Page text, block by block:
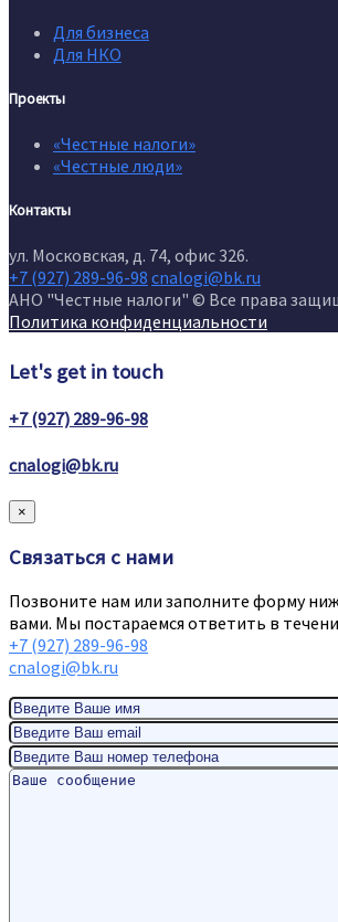
Для бизнеса
Для НКО
Проекты
«Честные налоги»
«Честные люди»
Контакты
ул. Московская, д. 74, офис 326.
+7 (927) 289-96-98 cnalogi@bk.ru
АНО "Честные налоги" © Все права
Политика конфиденциальности
Let's get in touch
+7 (927) 289-96-98
cnalogi@bk.ru
×
Связаться с нами
Позвоните нам или заполните форму
вами. Мы постараемся ответить в
+7 (927) 289-96-98
cnalogi@bk.ru